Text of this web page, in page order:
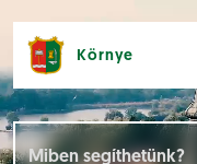
Környe